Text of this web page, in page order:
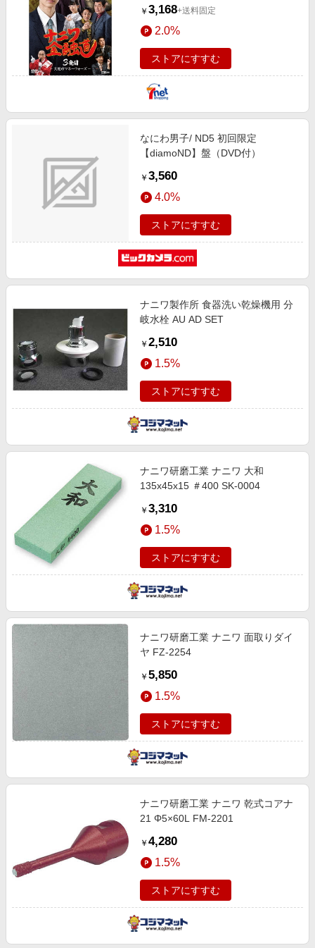
￥ 3,168+送料固定
2.0%
ストアにすすむ
なにわ男子/ ND5 初回限定
【diamoND】盤（DVD付）
￥ 3,560
4.0%
ストアにすすむ
ナニワ製作所 食器洗い乾燥機用 分
岐水栓 AU AD SET
￥ 2,510
1.5%
ストアにすすむ
ナニワ研磨工業 ナニワ 大和
135x45x15 ＃400 SK-0004
￥ 3,310
1.5%
ストアにすすむ
ナニワ研磨工業 ナニワ 面取りダイ
ヤ FZ-2254
￥ 5,850
1.5%
ストアにすすむ
ナニワ研磨工業 ナニワ 乾式コアナ
21 Φ5×60L FM-2201
￥ 4,280
1.5%
ストアにすすむ